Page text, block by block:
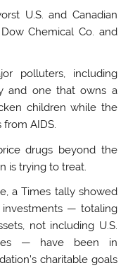
U.S. and Canadian
Chemical Co. and
polluters, including
and one that owns a
children while the
AIDS.
drugs beyond the
is trying to treat.
a Times tally showed
investments — totaling
not including U.S.
— have been in
charitable goals